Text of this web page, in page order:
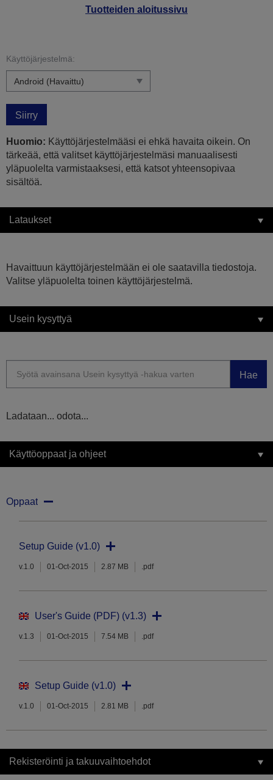
Tuotteiden aloitussivu
Käyttöjärjestelmä:
Siirry
Huomio: Käyttöjärjestelmääsi ei ehkä havaita oikein. On
tärkeää, että valitset käyttöjärjestelmäsi manuaalisesti
yläpuolelta varmistaaksesi, että katsot yhteensopivaa
sisältöä.
Lataukset
Havaittuun käyttöjärjestelmään ei ole saatavilla tiedostoja.
Valitse yläpuolelta toinen käyttöjärjestelmä.
Usein kysyttyä
Hae
Ladataan... odota...
Käyttöoppaat ja ohjeet
Oppaat
Setup Guide (v1.0)
v.1.0 01-Oct-2015 2.87 MB .pdf
User's Guide (PDF) (v1.3)
v.1.3 01-Oct-2015 7.54 MB .pdf
Setup Guide (v1.0)
v.1.0 01-Oct-2015 2.81 MB .pdf
Rekisteröinti ja takuuvaihtoehdot